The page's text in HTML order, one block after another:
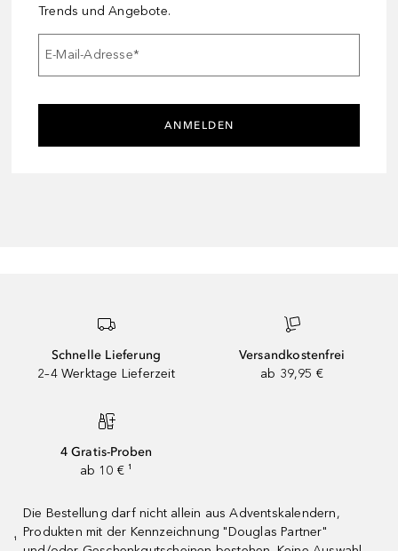
Trends und Angebote.
E-Mail-Adresse*
ANMELDEN
Schnelle Lieferung
2–4 Werktage Lieferzeit
Versandkostenfrei
ab 39,95 €
4 Gratis-Proben
ab 10 € ¹
¹
Die Bestellung darf nicht allein aus Adventskalendern,
Produkten mit der Kennzeichnung "Douglas Partner"